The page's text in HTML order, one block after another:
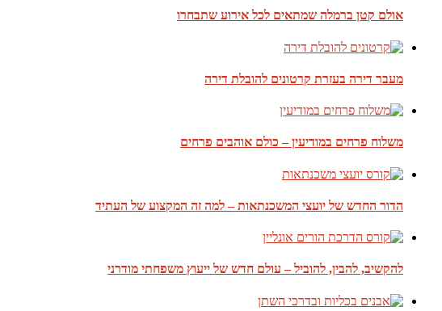
אולם קטן ברמלה שמתאים לכל אירוע שתבחרו
מעבר דירה בעזרת קרטונים להובלת דירה
משלוח פרחים במודיעין – כולם אוהבים פרחים
הדור החדש של יועצי המשכנתאות – למה זה המקצוע של העתיד
להקשיב, להבין, להוביל – עולם חדש של ייעוץ משפחתי מודרני